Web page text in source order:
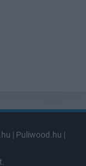
| Puliwood.hu |